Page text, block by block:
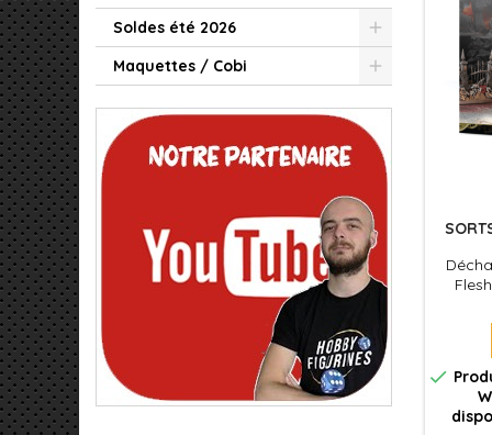
Soldes été 2026
Maquettes / Cobi
